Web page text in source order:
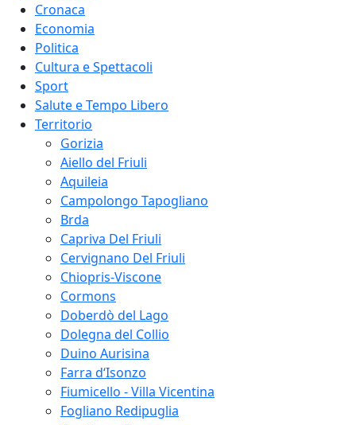
Cronaca
Economia
Politica
Cultura e Spettacoli
Sport
Salute e Tempo Libero
Territorio
Gorizia
Aiello del Friuli
Aquileia
Campolongo Tapogliano
Brda
Capriva Del Friuli
Cervignano Del Friuli
Chiopris-Viscone
Cormons
Doberdò del Lago
Dolegna del Collio
Duino Aurisina
Farra d‘Isonzo
Fiumicello - Villa Vicentina
Fogliano Redipuglia